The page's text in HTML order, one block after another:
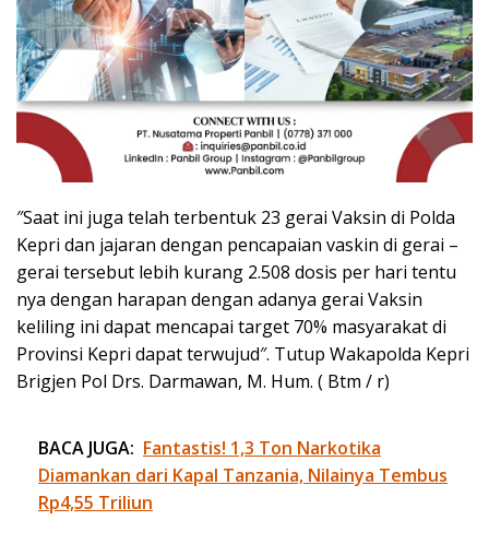
″Saat ini juga telah terbentuk 23 gerai Vaksin di Polda
Kepri dan jajaran dengan pencapaian vaskin di gerai –
gerai tersebut lebih kurang 2.508 dosis per hari tentu
nya dengan harapan dengan adanya gerai Vaksin
keliling ini dapat mencapai target 70% masyarakat di
Provinsi Kepri dapat terwujud″. Tutup Wakapolda Kepri
Brigjen Pol Drs. Darmawan, M. Hum. ( Btm / r)
BACA JUGA: Fantastis! 1,3 Ton Narkotika
Diamankan dari Kapal Tanzania, Nilainya Tembus
Rp4,55 Triliun